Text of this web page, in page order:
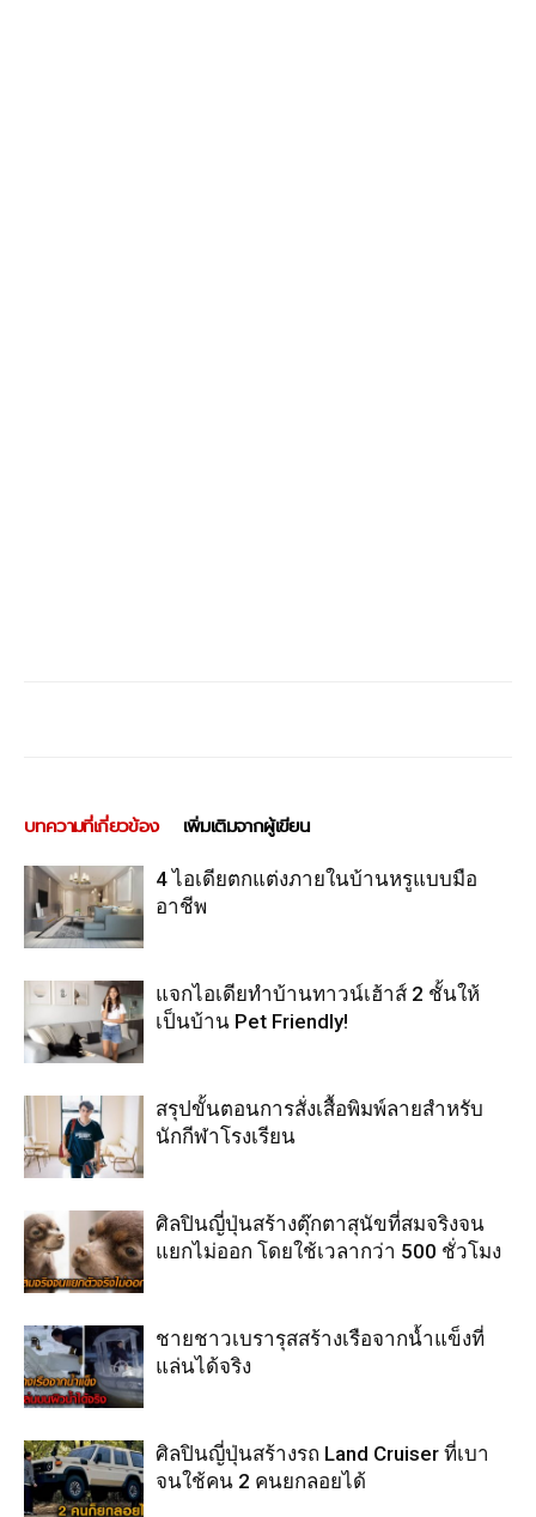
บทความที่เกี่ยวข้อง เพิ่มเติมจากผู้เขียน
4 ไอเดียตกแต่งภายในบ้านหรูแบบมือ
อาชีพ
แจกไอเดียทำบ้านทาวน์เฮ้าส์ 2 ชั้นให้
เป็นบ้าน Pet Friendly!
สรุปขั้นตอนการสั่งเสื้อพิมพ์ลายสำหรับ
นักกีฬาโรงเรียน
ศิลปินญี่ปุ่นสร้างตุ๊กตาสุนัขที่สมจริงจน
แยกไม่ออก โดยใช้เวลากว่า 500 ชั่วโมง
ชายชาวเบรารุสสร้างเรือจากน้ำแข็งที่
แล่นได้จริง
ศิลปินญี่ปุ่นสร้างรถ Land Cruiser ที่เบา
จนใช้คน 2 คนยกลอยได้